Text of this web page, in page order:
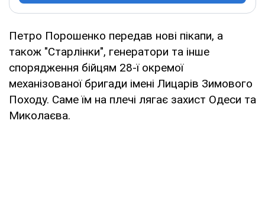
Петро Порошенко передав нові пікапи, а
також "Старлінки", генератори та інше
спорядження бійцям 28-ї окремої
механізованої бригади імені Лицарів Зимового
Походу. Саме їм на плечі лягає захист Одеси та
Миколаєва.